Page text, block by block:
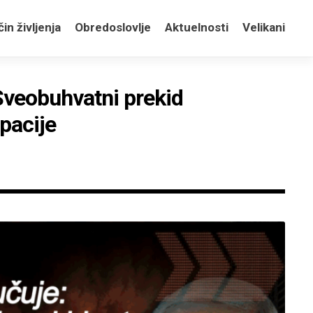
življenja Obredoslovlje Aktuelnosti Velikani
prekid